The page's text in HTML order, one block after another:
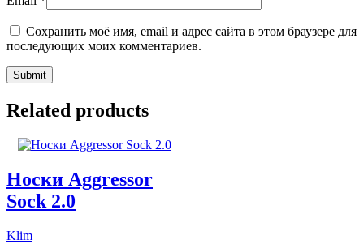
Сохранить моё имя, email и адрес сайта в этом браузере для
последующих моих комментариев.
Related products
Носки Aggressor
Sock 2.0
Klim